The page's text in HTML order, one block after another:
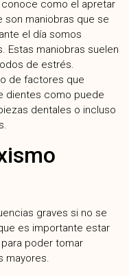
conoce como el apretar
son maniobras que se
el día somos
Estas maniobras suelen
de estrés.
de factores que
dientes como puede
dentales o incluso
graves si no se
es importante estar
poder tomar
mayores.